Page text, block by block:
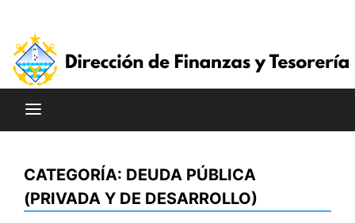
contenido
CATEGORÍA: DEUDA PÚBLICA
(PRIVADA Y DE DESARROLLO)